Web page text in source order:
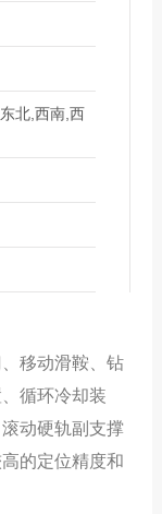
北,西南,西
移动滑鞍、钻
循环冷却装
动硬轨副支撑
的定位精度和